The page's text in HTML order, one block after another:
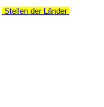
Stellen der Länder